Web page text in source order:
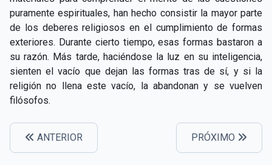
puramente espirituales, han hecho consistir la mayor parte
de los deberes religiosos en el cumplimiento de formas
exteriores. Durante cierto tiempo, esas formas bastaron a
su razón. Más tarde, haciéndose la luz en su inteligencia,
sienten el vacío que dejan las formas tras de sí, y si la
religión no llena este vacío, la abandonan y se vuelven
filósofos.
ANTERIOR PRÓXIMO